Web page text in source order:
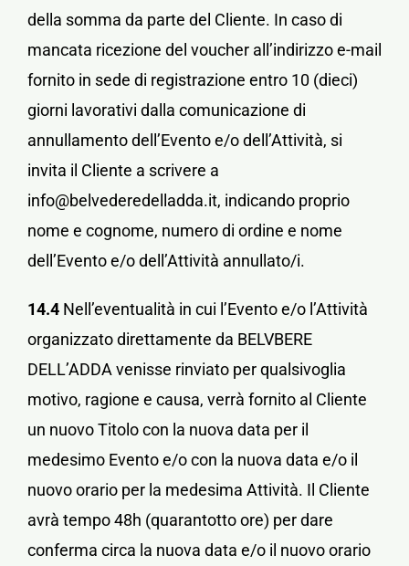
della somma da parte del Cliente. In caso di
mancata ricezione del voucher all’indirizzo e-mail
fornito in sede di registrazione entro 10 (dieci)
giorni lavorativi dalla comunicazione di
annullamento dell’Evento e/o dell’Attività, si
invita il Cliente a scrivere a
info@belvederedelladda.it, indicando proprio
nome e cognome, numero di ordine e nome
dell’Evento e/o dell’Attività annullato/i.
14.4 Nell’eventualità in cui l’Evento e/o l’Attività
organizzato direttamente da BELVBERE
DELL’ADDA venisse rinviato per qualsivoglia
motivo, ragione e causa, verrà fornito al Cliente
un nuovo Titolo con la nuova data per il
medesimo Evento e/o con la nuova data e/o il
nuovo orario per la medesima Attività. Il Cliente
avrà tempo 48h (quarantotto ore) per dare
conferma circa la nuova data e/o il nuovo orario